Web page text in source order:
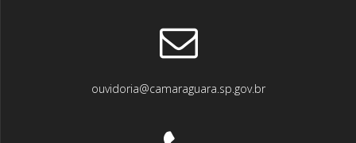
ouvidoria@camaraguara.sp.gov.br